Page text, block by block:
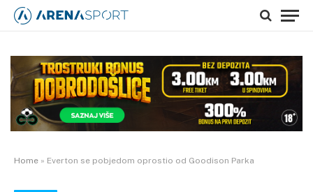
Home » Everton se pobjedom oprostio od Goodison Parka